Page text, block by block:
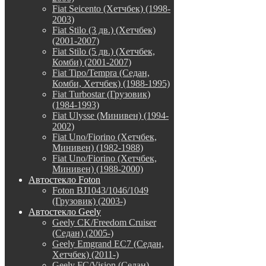
Fiat Seicento (Хетчбек) (1998-
2003)
Fiat Stilo (3 дв.) (Хетчбек)
(2001-2007)
Fiat Stilo (5 дв.) (Хетчбек,
Комби) (2001-2007)
Fiat Tipo/Tempra (Седан,
Комби, Хетчбек) (1988-1995)
Fiat Turbostar (Грузовик)
(1984-1993)
Fiat Ulysse (Минивен) (1994-
2002)
Fiat Uno/Fiorino (Хетчбек,
Минивен) (1982-1988)
Fiat Uno/Fiorino (Хетчбек,
Минивен) (1988-2000)
Автостекло Foton
Foton BJ1043/1046/1049
(Грузовик) (2003-)
Автостекло Geely
Geely CK/Freedom Cruiser
(Седан) (2005-)
Geely Emgrand EC7 (Седан,
Хетчбек) (2011-)